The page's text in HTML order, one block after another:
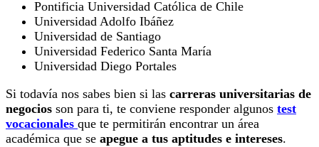
Pontificia Universidad Católica de Chile
Universidad Adolfo Ibáñez
Universidad de Santiago
Universidad Federico Santa María
Universidad Diego Portales
Si todavía nos sabes bien si las carreras universitarias de
negocios son para ti, te conviene responder algunos test
vocacionales que te permitirán encontrar un área
académica que se apegue a tus aptitudes e intereses.